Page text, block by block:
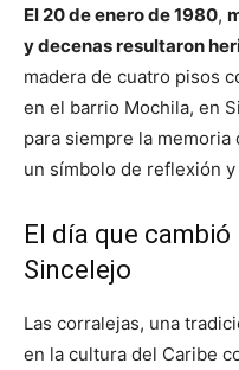
El 20 de enero de 1980,
y decenas resultaron
madera de cuatro pisos
en el barrio Mochila, en
para siempre la
un símbolo de reflexión y
El día que
Sincelejo
Las corralejas, una
en la cultura del Caribe